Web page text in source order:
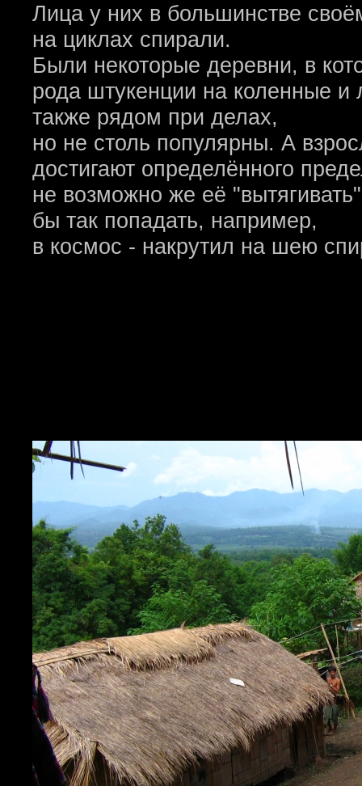
Лица у них в большинстве
на циклах спирали.
Были некоторые деревни, в
рода штукенции на коленные и
также рядом при делах,
но не столь популярны. А
достигают определённого
не возможно же её
бы так попадать, например,
в космос - накрутил на шею